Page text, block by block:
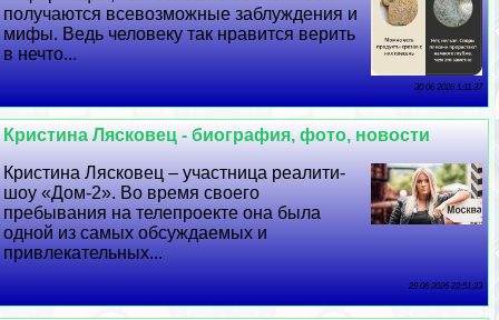
получаются всевозможные заблуждения и
мифы. Ведь человеку так нравится верить
в нечто...
30 06 2026 1:11:37
Кристина Лясковец - биография, фото, новости
Кристина Лясковец – участница реалити-
шоу «Дом-2». Во время своего
пребывания на телепроекте она была
одной из самых обсуждаемых и
привлекательных...
29 06 2026 22:51:23